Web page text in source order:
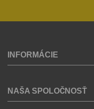
INFORMÁCIE
NAŠA SPOLOČNOSŤ